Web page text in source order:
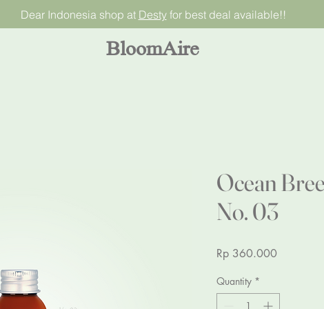
Dear Indonesia shop at Destyfor best deal available!!
BloomAire
Ocean
No. 03
Rp 360.000Price
Quantity *